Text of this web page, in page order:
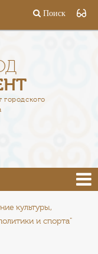
Поиск
культуры,
и спорта"